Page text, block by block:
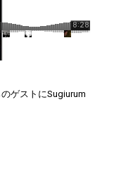
ゲストにSugiurum